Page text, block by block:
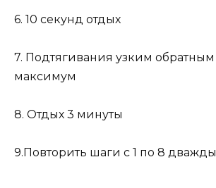
6. 10 секунд отдых
7. Подтягивания узким обратным
максимум
8. Отдых 3 минуты
9.Повторить шаги с 1 по 8 дважды